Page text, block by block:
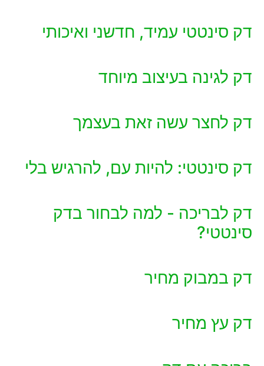
דק סינטטי עמיד, חדשני ואיכותי
דק לגינה בעיצוב מיוחד
דק לחצר עשה זאת בעצמך
דק סינטטי: להיות עם, להרגיש בלי
דק לבריכה - למה לבחור בדק
סינטטי?
דק במבוק מחיר
דק עץ מחיר